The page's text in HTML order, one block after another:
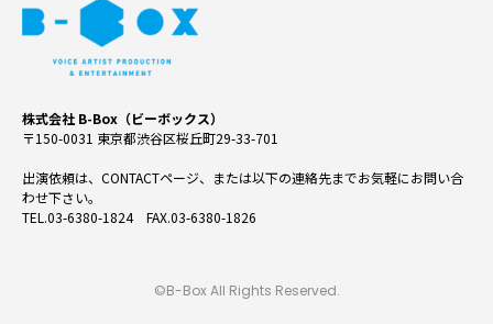
株式会社 B-Box（ビーボックス）
〒150-0031 東京都渋谷区桜丘町29-33-701
出演依頼は、CONTACTページ、または以下の連絡先までお気軽にお問い合
わせ下さい。
TEL.03-6380-1824 FAX.03-6380-1826
©B-Box All Rights Reserved.